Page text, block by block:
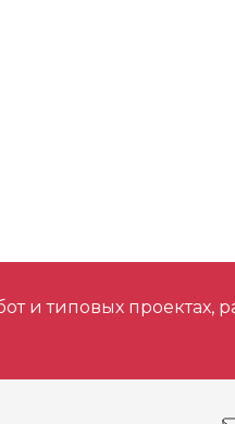
и типовых проектах,